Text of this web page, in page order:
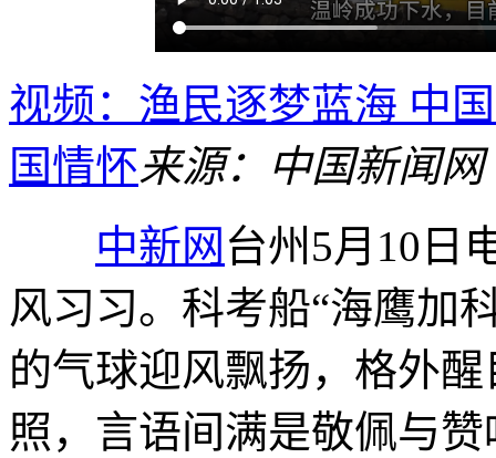
视频：渔民逐梦蓝海 中
国情怀来源：中国新闻网
中新网 台州5月10日
风习习。科考船“海鹰加
的气球迎风飘扬，格外
照，言语间满是敬佩与赞